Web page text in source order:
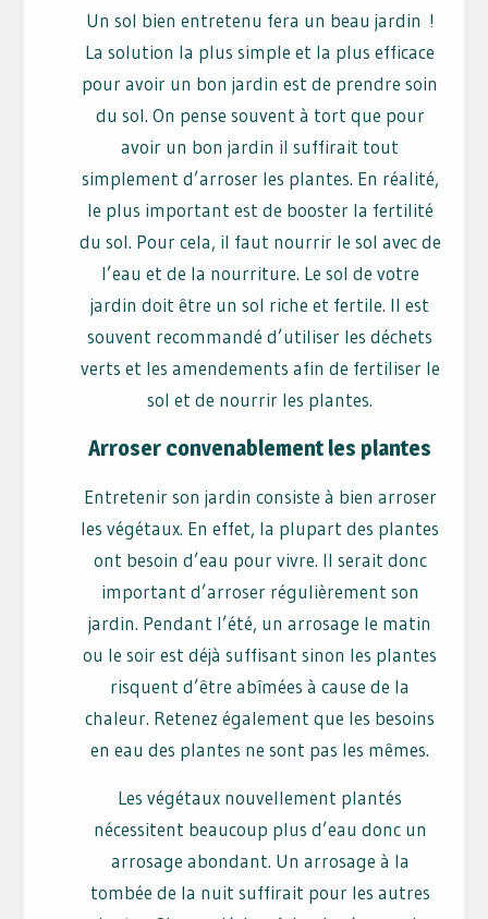
Un sol bien entretenu fera un beau jardin !
La solution la plus simple et la plus efficace
pour avoir un bon jardin est de prendre soin
du sol. On pense souvent à tort que pour
avoir un bon jardin il suffirait tout
simplement d’arroser les plantes. En réalité,
le plus important est de booster la fertilité
du sol. Pour cela, il faut nourrir le sol avec de
l’eau et de la nourriture. Le sol de votre
jardin doit être un sol riche et fertile. Il est
souvent recommandé d’utiliser les déchets
verts et les amendements afin de fertiliser le
sol et de nourrir les plantes.
Arroser convenablement les plantes
Entretenir son jardin consiste à bien arroser
les végétaux. En effet, la plupart des plantes
ont besoin d’eau pour vivre. Il serait donc
important d’arroser régulièrement son
jardin. Pendant l’été, un arrosage le matin
ou le soir est déjà suffisant sinon les plantes
risquent d’être abîmées à cause de la
chaleur. Retenez également que les besoins
en eau des plantes ne sont pas les mêmes.
Les végétaux nouvellement plantés
nécessitent beaucoup plus d’eau donc un
arrosage abondant. Un arrosage à la
tombée de la nuit suffirait pour les autres